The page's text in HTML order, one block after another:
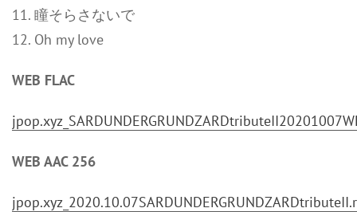
11. 瞳そらさないで
12. Oh my love
WEB FLAC
WEB AAC 256